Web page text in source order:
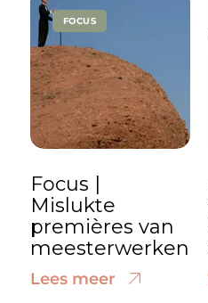
FOCUS
Focus |
Mislukte
premières van
meesterwerken
Lees meer